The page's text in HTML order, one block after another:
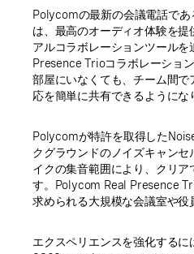
Polycomの最新の会議電話で
は、最高のオーディオ体験を提
アルコラボレーションツールを
Presence Trioコラボレーショ
部屋にいなくても、チーム間で
応を簡単に共有できるようにな
Polycomが特許を取得した
クグラウンドのノイズキャン
イクの集音範囲により、クリア
す。Polycom Real Presence
求められる大規模な会議室や役
エクスペリエンスを強化する